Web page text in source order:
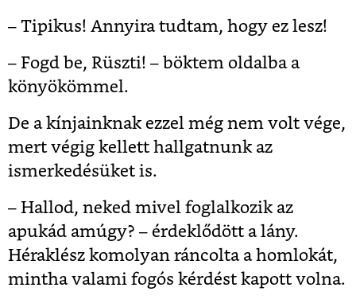
– Tipikus! Annyira tudtam, hogy ez lesz!
– Fogd be, Rüszti! – böktem oldalba a
könyökömmel.
De a kínjainknak ezzel még nem volt vége,
mert végig kellett hallgatnunk az
ismerkedésüket is.
– Hallod, neked mivel foglalkozik az
apukád amúgy? – érdeklődött a lány.
Héraklész komolyan ráncolta a homlokát,
mintha valami fogós kérdést kapott volna.